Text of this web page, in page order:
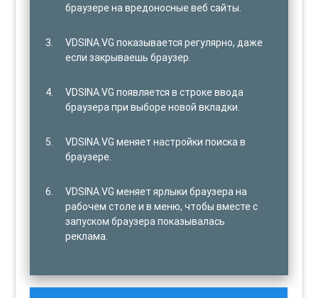
браузере на вредоносные веб сайты.
VDSINA.VG показывается регулярно, даже
если закрываешь браузер.
VDSINA.VG появляется в строке ввода
браузера при выборе новой вкладки.
VDSINA.VG меняет настройки поиска в
браузере.
VDSINA.VG меняет ярлыки браузера на
рабочем столе и в меню, чтобы вместе с
запуском браузера показывалась
реклама.